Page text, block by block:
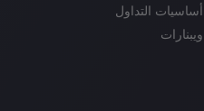
أساسيات التداول
ويبنارات